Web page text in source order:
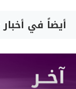
أيضاً في أخبار